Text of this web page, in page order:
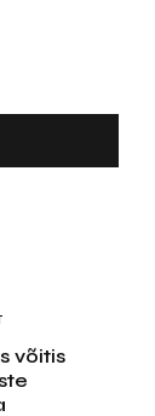
võitis